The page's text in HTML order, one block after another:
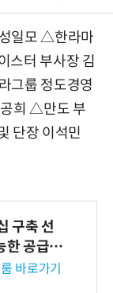
일모 △한라마
스터 부사장 김
그룹 정도경영
희 △만도 부
단장 이석민
구축 선
한 공급망
바로가기